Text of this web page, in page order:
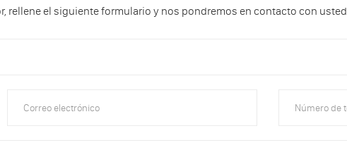
rellene el siguiente formulario y nos pondremos en contacto con